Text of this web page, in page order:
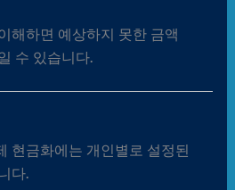
해하면 예상하지 못한 금액
수 있습니다.
현금화에는 개인별로 설정된
다.